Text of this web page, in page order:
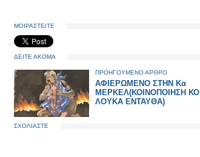
ΜΟΙΡΑΣΤΕΙΤΕ
ΔΕΙΤΕ ΑΚΟΜΑ
ΠΡΟΗΓΟΥΜΕΝΟ ΑΡΘΡΟ
AΦΙΕΡΩΜΕΝΟ ΣΤΗΝ Κα
ΜΕΡΚΕΛ(ΚΟΙΝΟΠΟΙΗΣΗ ΚΟ
ΛΟΥΚΑ ΕΝΤΑΥΘΑ)
ΣΧΟΛΙΑΣΤΕ